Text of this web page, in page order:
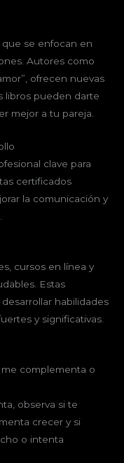
se enfocan en
Autores como
ofrecen nuevas
libros pueden darte
mejor a tu pareja.
clave para
certificados
la comunicación y
cursos en línea y
Estas
habilidades
y significativas.
complementa o
observa si te
crecer y si
o intenta